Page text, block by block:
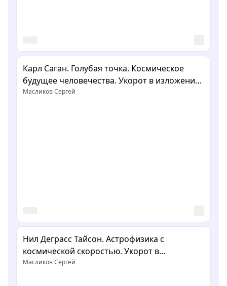
Карл Саган. Голубая точка. Космическое
будущее человечества. Укорот в изложении
Сергея Масликова
Масликов Сергей
Нил Деграсс Тайсон. Астрофизика с
космической скоростью. Укорот в
изложении Сергея Масликова
Масликов Сергей